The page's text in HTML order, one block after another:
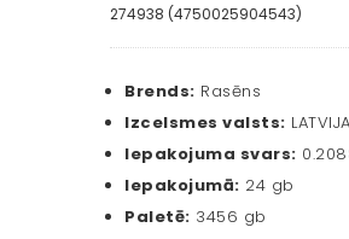
274938 (4750025904543)
Brends: Rasēns
Izcelsmes valsts: LATVIJA
Iepakojuma svars:
Iepakojumā: 24 gb
Paletē: 3456 gb